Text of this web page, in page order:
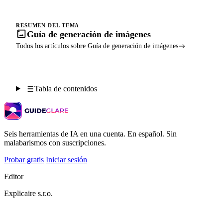
RESUMEN DEL TEMA
Guía de generación de imágenes
Todos los artículos sobre Guía de generación de imágenes
Tabla de contenidos
Seis herramientas de IA en una cuenta. En español. Sin
malabarismos con suscripciones.
Probar gratis Iniciar sesión
Editor
Explicaire s.r.o.